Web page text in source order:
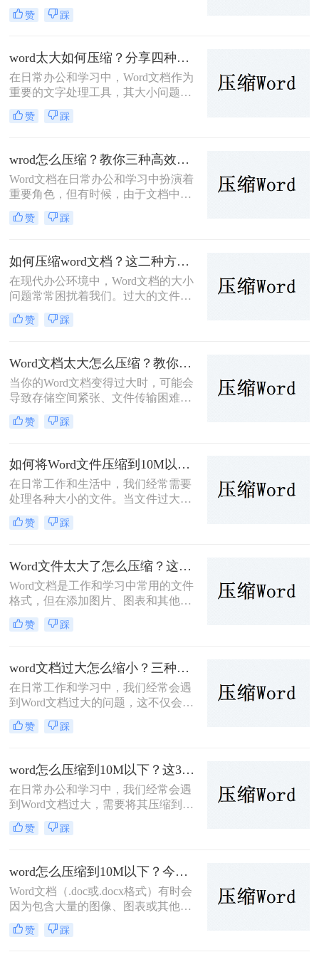
量图片、表格或其他元素时，其体积
可能会变得非常大，这不仅占用了存
那么word文档怎么压缩到100k呢？本
文将介绍三种有效的方法来帮助您将
Word文档压缩至100K以下。
赞 踩
word太大如何压缩？分享四种轻松压缩方法！
在日常办公和学习中，Word文档作为
重要的文字处理工具，其大小问题时
常困扰着我们。过大的Word文件不仅
占用存储空间，还影响文件传输速度
呢？本文将介绍四种有效的Word文件
压缩方法，帮助您轻松应对Word文件
过大的问题。
赞 踩
wrod怎么压缩？教你三种高效压缩方法！
Word文档在日常办公和学习中扮演着
重要角色，但有时候，由于文档中包
含大量的图片、表格或其他媒体内
容，导致其体积过大，不便于存储、
问题，我们需要对Word文档进行压
缩。本文将介绍三种Word文档压缩方
法。
赞 踩
如何压缩word文档？这二种方法可以轻松完成压缩！
在现代办公环境中，Word文档的大小
问题常常困扰着我们。过大的文件不
仅占用更多的存储空间，还可能导致
传输速度慢、分享不便等问题。为了
word文档呢？本文将介绍两种有效的
方法来压缩Word文档。
赞 踩
Word文档太大怎么压缩？教你三招轻松压缩！
当你的Word文档变得过大时，可能会
导致存储空间紧张、文件传输困难等
问题。为了应对这些问题，可以采用
以下几种方法来压缩Word文档的大
将介绍三种有效的方法，并对每种方
法进行简要分析。
赞 踩
如何将Word文件压缩到10M以内？介绍三个高效的方法！
在日常工作和生活中，我们经常需要
处理各种大小的文件。当文件过大
时，不仅占用存储空间，还会影响传
输速度。因此，将文件压缩到合适的
压缩到10M以内呢？本文将介绍三种
将文件压缩到10M以内的方法。
赞 踩
Word文件太大了怎么压缩？这四个快速方法值得试试！
Word文档是工作和学习中常用的文件
格式，但在添加图片、图表和其他媒
体元素后，文件大小可能会迅速增
加。大型Word文件不仅占用存储空
便。幸运的是，有多种方法可以压缩
Word文件，减小其大小。那么Word文
件太大了怎么压缩呢？本文将介绍几
种实用的压缩方法。
赞 踩
word文档过大怎么缩小？三种值得收藏的压缩方法推荐给大家！
在日常工作和学习中，我们经常会遇
到Word文档过大的问题，这不仅会占
用大量的存储空间，而且在传输和共
享时也会带来诸多不便。那么word文
介绍几种方法来帮助你缩小Word文档
的大小。
赞 踩
word怎么压缩到10M以下？这3个方法教你word压缩文件大小
在日常办公和学习中，我们经常会遇
到Word文档过大，需要将其压缩到特
定大小以下的情况，比如10M。过大
的Word文档不仅占用存储空间，而且
么Word怎么压缩到10M以下呢？下
面，我们将介绍几种简单有效的方法
来压缩Word文档到10M以下。
赞 踩
word怎么压缩到10M以下？今天分享4个压缩方法！
Word文档（.doc或.docx格式）有时会
因为包含大量的图像、图表或其他多
媒体元素而变得非常大。为了便于通
过电子邮件发送或节省存储空间，您
赞 踩